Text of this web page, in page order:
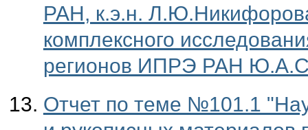
РАН, к.э.н.
комплексного
регионов ИПРЭ РАН
Отчет по теме №101.1